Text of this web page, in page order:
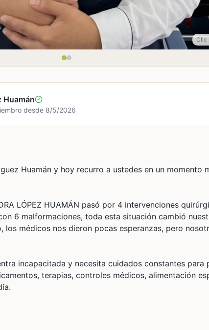
Clic
Huamán
desde 8/5/2026
Huamán y hoy recurro a ustedes en un momento
LÓPEZ HUAMÁN pasó por 4 intervenciones
6 malformaciones, toda esta situación cambió
los médicos nos dieron pocas esperanzas, pero
incapacitada y necesita cuidados constantes para
terapias, controles médicos, alimentación
nuestras posibilidades económicas.